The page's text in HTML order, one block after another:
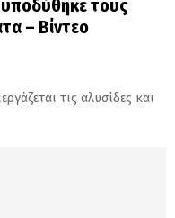
τους
– Βίντεο
τις αλυσίδες και